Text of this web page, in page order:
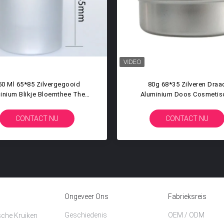
Mm*11 Mm Ronde Draad
Dop Φ 47 Aluminium
Fles Dop
CONTACT NU
89mm*14mm Gedrukt
Deksel PET Plastic Tea
Deksel
CONTACT NU
Kruiken
Ongeveer Ons
Geschiedenis
Fabrieksreis
OEM / ODM